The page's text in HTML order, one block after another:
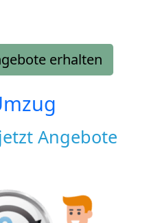
erhalten
Angebote